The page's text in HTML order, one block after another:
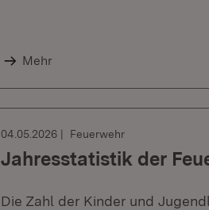
Mehr
04.05.2026 Feuerwehr
Jahresstatistik der
Die Zahl der Kinder und